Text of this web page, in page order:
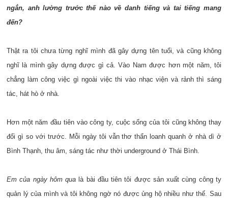
ngắn, anh lường trước thế nào về danh tiếng và tai tiếng mang
đến?
Thật ra tôi chưa từng nghĩ mình đã gây dựng tên tuổi, và cũng không
nghĩ là mình gây dựng được gì cả. Vào Nam được hơn một năm, tôi
chẳng làm công việc gì ngoài việc thi vào nhạc viện và rảnh thì sáng
tác, hát hò ở nhà.
Hơn một năm đầu tiên vào công ty, cuộc sống của tôi cũng không thay
đổi gì so với trước. Mỗi ngày tôi vẫn thơ thẩn loanh quanh ở nhà dì ở
Bình Thạnh, thu âm, sáng tác như thời underground ở Thái Bình.
Em của ngày hôm qua là bài đầu tiên tôi được sản xuất cùng công ty
quản lý của mình và tôi không ngờ nó được ủng hộ nhiều như thế. Sau